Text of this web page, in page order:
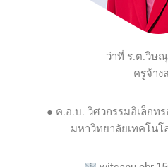
ว่าที่ ร.ต.วิษ
ครูจ้าง
● ค.อ.บ. วิศวกรรมอิเล็กท
มหาวิทยาลัยเทคโน